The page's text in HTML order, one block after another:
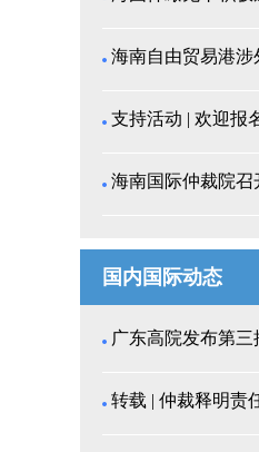
支持活动 | 欢迎报
海南国际仲裁院召
国内国际动态
广东高院发布第
转载 | 仲裁释明责